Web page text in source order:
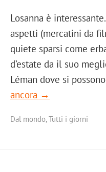
Losanna è
aspetti (mercatini da
quiete sparsi come
d’estate da il suo
Léman dove si
ancora →
Dal mondo,Tutti i giorni